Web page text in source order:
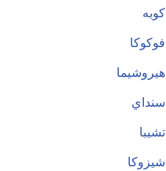
كوبه
فوكوكا
هيروشيما
سنداي
تشيبا
شيزوكا